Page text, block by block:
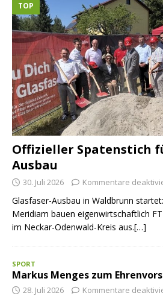
Offizieller Spatenstich
Ausbau
TOP
30. Juli 2026 Kommentare
Glasfaser-Ausbau in Waldbrunn
Meridiam bauen eigenwirtschaftlich
im Neckar-Odenwald-Kreis aus.[…]
SPORT
Markus Menges zum
28. Juli 2026 Kommentare